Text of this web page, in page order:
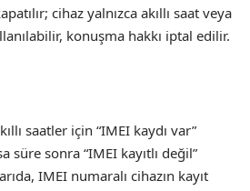
cihaz yalnızca akıllı saat veya
konuşma hakkı iptal edilir.
saatler için “IMEI kaydı var”
süre sonra “IMEI kayıtlı değil”
IMEI numaralı cihazın kayıt